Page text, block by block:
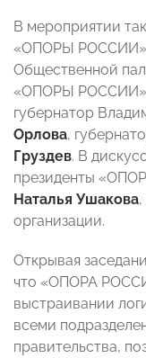
В мероприятии
«ОПОРЫ РОССИИ»
Общественной
«ОПОРЫ РОССИИ»
губернатор
Орлова,
Груздев. В
президенты
Наталья Ушакова
организации.
Открывая
что «ОПОРА
выстраивании
всеми
правительства,